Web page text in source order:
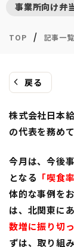
事業所向け弁
TOP / 記事一覧
戻る
株式会社日本
の代表を務め
今月は、今後
となる 「喫食
体的な事例を
は、北関東に
数増に振り切
ずは、取り組